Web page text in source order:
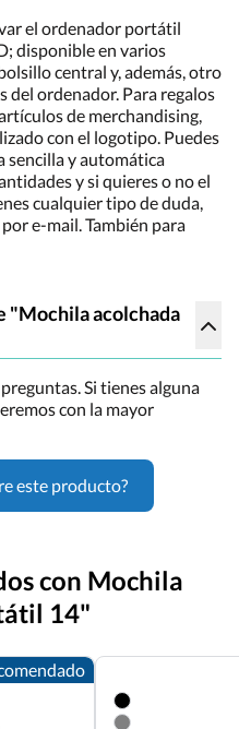
el ordenador portátil
disponible en varios
central y, además, otro
del ordenador. Para regalos
de merchandising,
con el logotipo. Puedes
sencilla y automática
y si quieres o no el
cualquier tipo de duda,
e-mail. También para
"Mochila acolchada
Si tienes alguna
con la mayor
este producto?
con Mochila
14"